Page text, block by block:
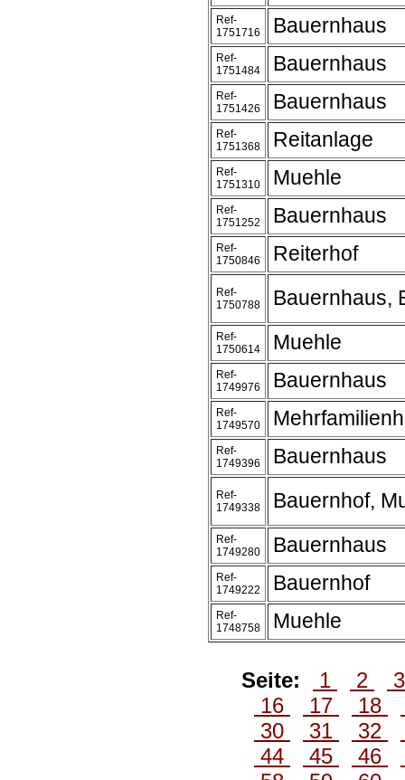
Ref-
1751716
Bauernhaus
Ref-
1751484
Bauernhaus
Ref-
1751426
Bauernhaus
Ref-
1751368
Reitanlage
Ref-
1751310
Muehle
Ref-
1751252
Bauernhaus
Ref-
1750846
Reiterhof
Ref-
1750788
Bauernhaus,
Ref-
1750614
Muehle
Ref-
1749976
Bauernhaus
Ref-
1749570
Ref-
1749396
Bauernhaus
Ref-
1749338
Bauernhof,
Ref-
1749280
Bauernhaus
Ref-
1749222
Bauernhof
Ref-
1748758
Muehle
Seite: 1 2
16
17 18
30
31 32
44
45 46